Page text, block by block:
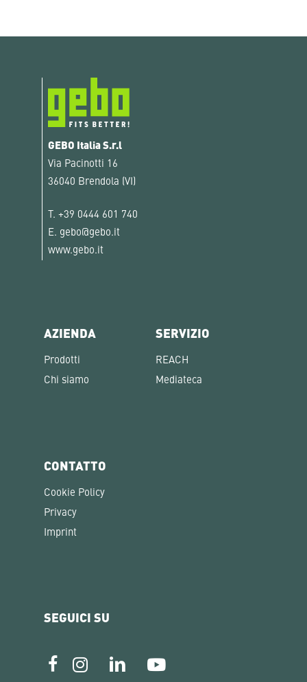
GEBO Italia S.r.l
Via Pacinotti 16
36040 Brendola (VI)
T. +39 0444 601 740
E. gebo@gebo.it
www.gebo.it
AZIENDA
Prodotti
Chi siamo
SERVIZIO
REACH
Mediateca
CONTATTO
Cookie Policy
Privacy
Imprint
SEGUICI SU